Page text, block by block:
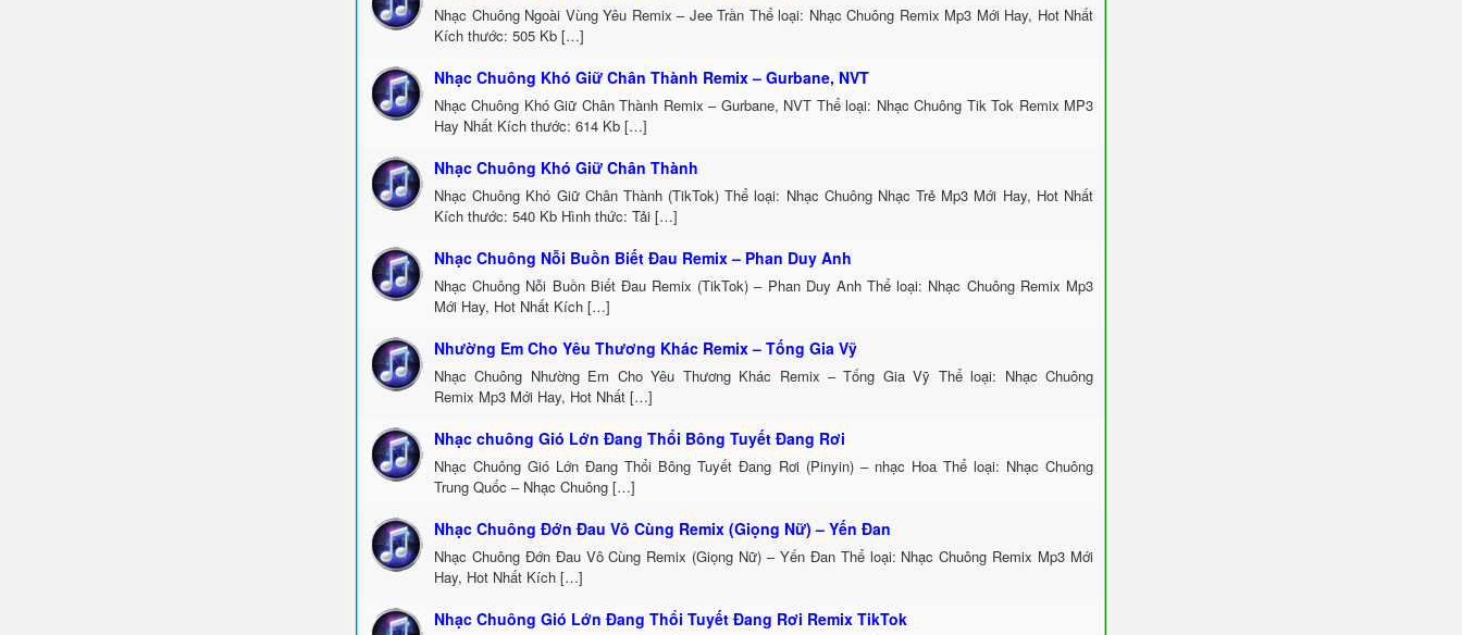
Nhạc Chuông Ngoài Vùng Yêu Remix – Jee Trần Thể loại: Nhạc Chuông Remix Mp3 Mới Hay, Hot Nhất
Kích thước: 505 Kb […]
Nhạc Chuông Khó Giữ Chân Thành Remix – Gurbane, NVT
Nhạc Chuông Khó Giữ Chân Thành Remix – Gurbane, NVT Thể loại: Nhạc Chuông Tik Tok Remix MP3
Hay Nhất Kích thước: 614 Kb […]
Nhạc Chuông Khó Giữ Chân Thành
Nhạc Chuông Khó Giữ Chân Thành (TikTok) Thể loại: Nhạc Chuông Nhạc Trẻ Mp3 Mới Hay, Hot Nhất
Kích thước: 540 Kb Hình thức: Tải […]
Nhạc Chuông Nỗi Buồn Biết Đau Remix – Phan Duy Anh
Nhạc Chuông Nỗi Buồn Biết Đau Remix (TikTok) – Phan Duy Anh Thể loại: Nhạc Chuông Remix Mp3
Mới Hay, Hot Nhất Kích […]
Nhường Em Cho Yêu Thương Khác Remix – Tống Gia Vỹ
Nhạc Chuông Nhường Em Cho Yêu Thương Khác Remix – Tống Gia Vỹ Thể loại: Nhạc Chuông
Remix Mp3 Mới Hay, Hot Nhất […]
Nhạc chuông Gió Lớn Đang Thổi Bông Tuyết Đang Rơi
Nhạc Chuông Gió Lớn Đang Thổi Bông Tuyết Đang Rơi (Pinyin) – nhạc Hoa Thể loại: Nhạc Chuông
Trung Quốc – Nhạc Chuông […]
Nhạc Chuông Đớn Đau Vô Cùng Remix (Giọng Nữ) – Yến Đan
Nhạc Chuông Đớn Đau Vô Cùng Remix (Giọng Nữ) – Yến Đan Thể loại: Nhạc Chuông Remix Mp3 Mới
Hay, Hot Nhất Kích […]
Nhạc Chuông Gió Lớn Đang Thổi Tuyết Đang Rơi Remix TikTok